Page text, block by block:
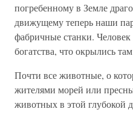
погребенному в Земле
движущему теперь наши
фабричные станки.
богатства, что окрылись
Почти все животные, о
жителями морей или
животных в этой глубокой